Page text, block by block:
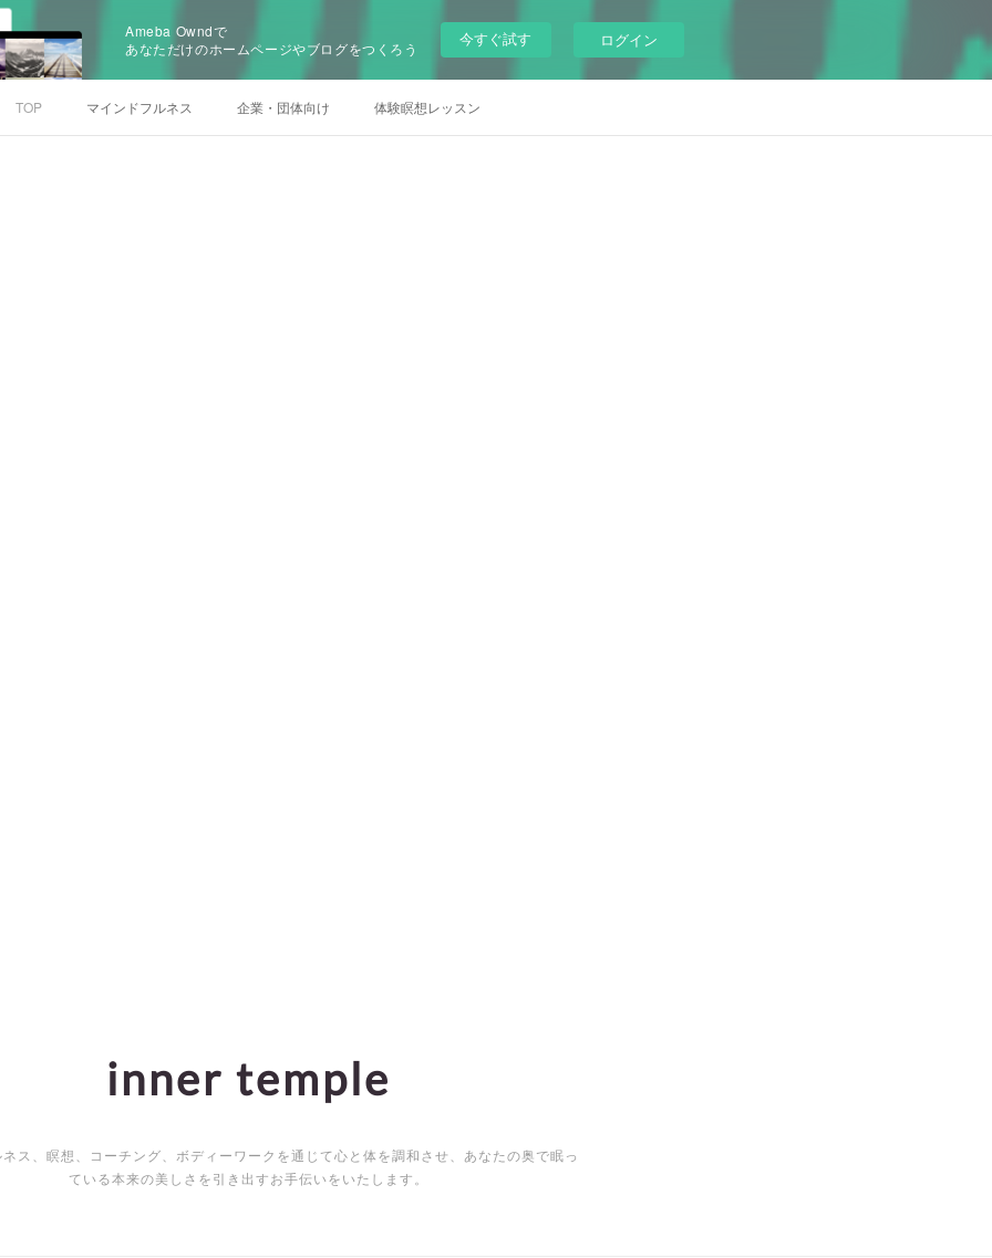
Ameba Owndで
あなただけのホームページやブログをつくろう
今すぐ試す ログイン
TOP マインドフルネス 企業・団体向け 体験瞑想レッスン
inner temple
ス、瞑想、コーチング、ボディーワークを通じて心と体を調和させ、あなたの奥で眠っ
ている本来の美しさを引き出すお手伝いをいたします。